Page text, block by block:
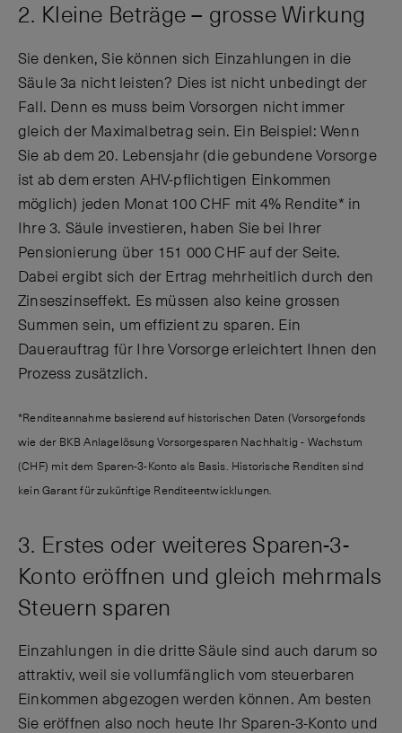
2. Kleine Beträge – grosse Wirkung
Sie denken, Sie können sich Einzahlungen in die
Säule 3a nicht leisten? Dies ist nicht unbedingt der
Fall. Denn es muss beim Vorsorgen nicht immer
gleich der Maximalbetrag sein. Ein Beispiel: Wenn
Sie ab dem 20. Lebensjahr (die gebundene Vorsorge
ist ab dem ersten AHV-pflichtigen Einkommen
möglich) jeden Monat 100 CHF mit 4% Rendite* in
Ihre 3. Säule investieren, haben Sie bei Ihrer
Pensionierung über 151 000 CHF auf der Seite.
Dabei ergibt sich der Ertrag mehrheitlich durch den
Zinseszinseffekt. Es müssen also keine grossen
Summen sein, um effizient zu sparen. Ein
Dauerauftrag für Ihre Vorsorge erleichtert Ihnen den
Prozess zusätzlich.
*Renditeannahme basierend auf historischen Daten (Vorsorgefonds
wie der BKB Anlagelösung Vorsorgesparen Nachhaltig - Wachstum
(CHF) mit dem Sparen-3-Konto als Basis. Historische Renditen sind
kein Garant für zukünftige Renditeentwicklungen.
3. Erstes oder weiteres Sparen-3-
Konto eröffnen und gleich mehrmals
Steuern sparen
Einzahlungen in die dritte Säule sind auch darum so
attraktiv, weil sie vollumfänglich vom steuerbaren
Einkommen abgezogen werden können. Am besten
Sie eröffnen also noch heute Ihr Sparen-3-Konto und